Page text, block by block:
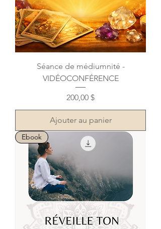
Séance de médiumnité -
VIDÉOCONFÉRENCE
Prix
200,00 $
Ajouter au panier
Ebook